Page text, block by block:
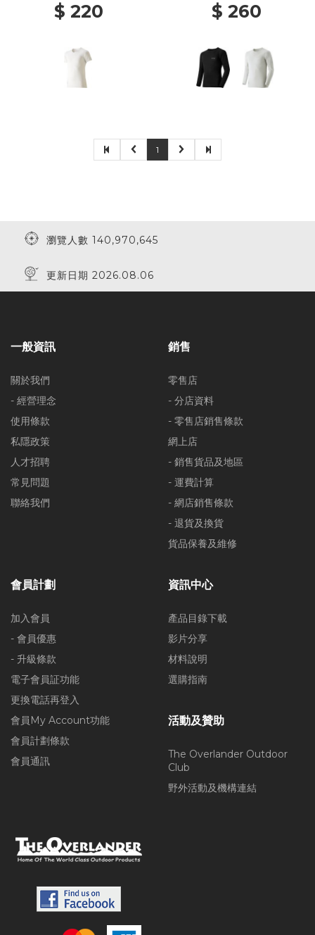
$ 220 $ 260
1
瀏覽人數 140,970,645
更新日期 2026.08.06
一般資訊
關於我們
- 經營理念
使用條款
私隱政策
人才招聘
常見問題
聯絡我們
銷售
零售店
- 分店資料
- 零售店銷售條款
網上店
- 銷售貨品及地區
- 運費計算
- 網店銷售條款
- 退貨及換貨
貨品保養及維修
會員計劃
加入會員
- 會員優惠
- 升級條款
電子會員証功能
更換電話再登入
會員My Account功能
會員計劃條款
會員通訊
資訊中心
產品目錄下載
影片分享
材料說明
選購指南
活動及贊助
The Overlander Outdoor
Club
野外活動及機構連結